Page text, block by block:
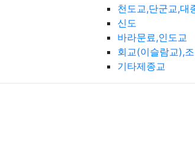
천도교,단군교,대
신도
바라문료,인도교
회교(이슬람교),
기타제종교